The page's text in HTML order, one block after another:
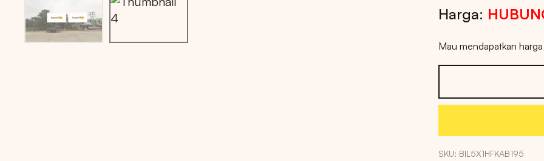
Harga:
Mau mendapatkan
SKU: BIL5X1HFKAB195